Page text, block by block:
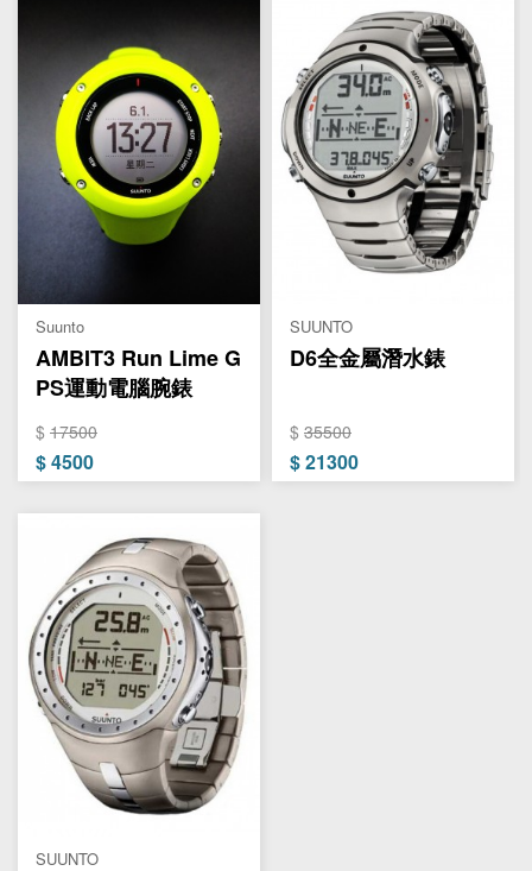
Suunto
AMBIT3 Run Lime G
PS運動電腦腕錶
$ 17500
$4500
SUUNTO
D6全金屬潛水錶
$ 35500
$21300
SUUNTO